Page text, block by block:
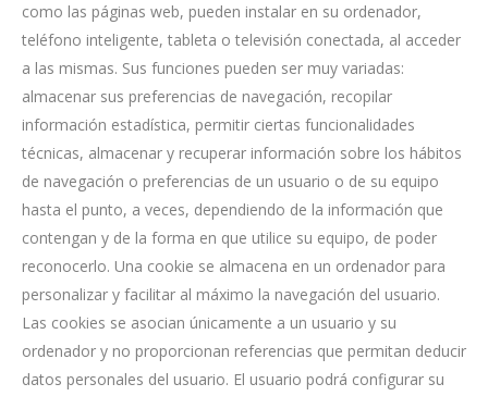
como las páginas web, pueden instalar en su ordenador,
teléfono inteligente, tableta o televisión conectada, al acceder
a las mismas. Sus funciones pueden ser muy variadas:
almacenar sus preferencias de navegación, recopilar
información estadística, permitir ciertas funcionalidades
técnicas, almacenar y recuperar información sobre los hábitos
de navegación o preferencias de un usuario o de su equipo
hasta el punto, a veces, dependiendo de la información que
contengan y de la forma en que utilice su equipo, de poder
reconocerlo. Una cookie se almacena en un ordenador para
personalizar y facilitar al máximo la navegación del usuario.
Las cookies se asocian únicamente a un usuario y su
ordenador y no proporcionan referencias que permitan deducir
datos personales del usuario. El usuario podrá configurar su